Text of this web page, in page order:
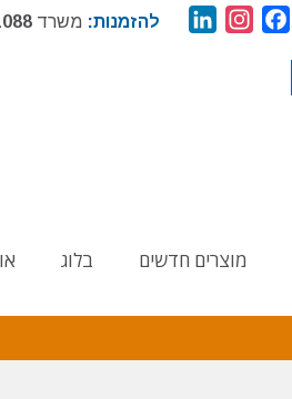
Facebook
Instagram
LinkedIn
להזמנות: משרד
מוצרים חדשים בלוג